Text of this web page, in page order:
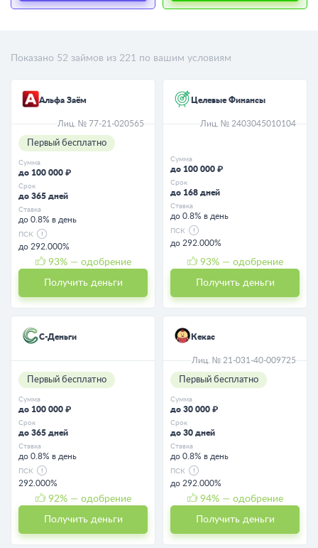
Показано 52 займов из 221 по вашим условиям
Альфа Заём
Лиц. № 77-21-020565
Первый бесплатно
Сумма
до 100 000 ₽
Срок
до 365 дней
Ставка
до 0.8% в день
ПСК
до 292.000%
93% — одобрение
Получить деньги
Целевые Финансы
Лиц. № 2403045010104
Сумма
до 100 000 ₽
Срок
до 168 дней
Ставка
до 0.8% в день
ПСК
до 292.000%
93% — одобрение
Получить деньги
С-Деньги
Первый бесплатно
Сумма
до 100 000 ₽
Срок
до 365 дней
Ставка
до 0.8% в день
ПСК
292.000%
92% — одобрение
Получить деньги
Кекас
Лиц. № 21-031-40-009725
Первый бесплатно
Сумма
до 30 000 ₽
Срок
до 30 дней
Ставка
до 0.8% в день
ПСК
до 292.000%
94% — одобрение
Получить деньги